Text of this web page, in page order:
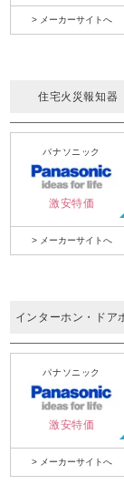
> メーカーサイトへ
住宅火災報知器
パナソニック
激安特価
> メーカーサイトへ
インターホン・ドア
パナソニック
激安特価
> メーカーサイトへ